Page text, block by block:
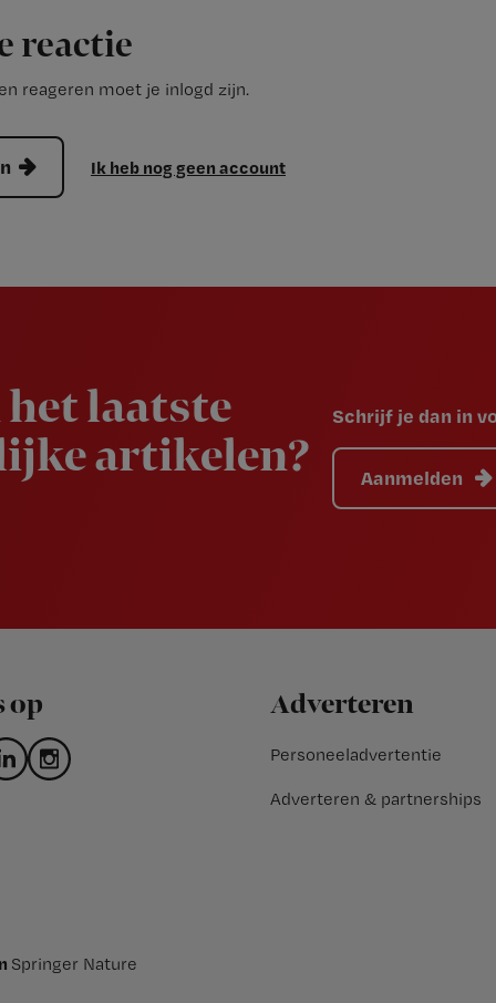
reactie
reageren moet je inlogd zijn.
Ik heb nog geen account
laatste
artikelen?
Schrijf je dan in
Aanmelden
op Adverteren
Personeeladvertentie
Adverteren & partnerships
Springer Nature